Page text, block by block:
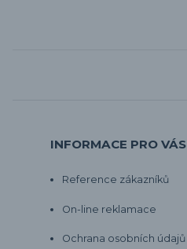
INFORMACE PRO VÁS
Reference zákazníků
On-line reklamace
Ochrana osobních údajů